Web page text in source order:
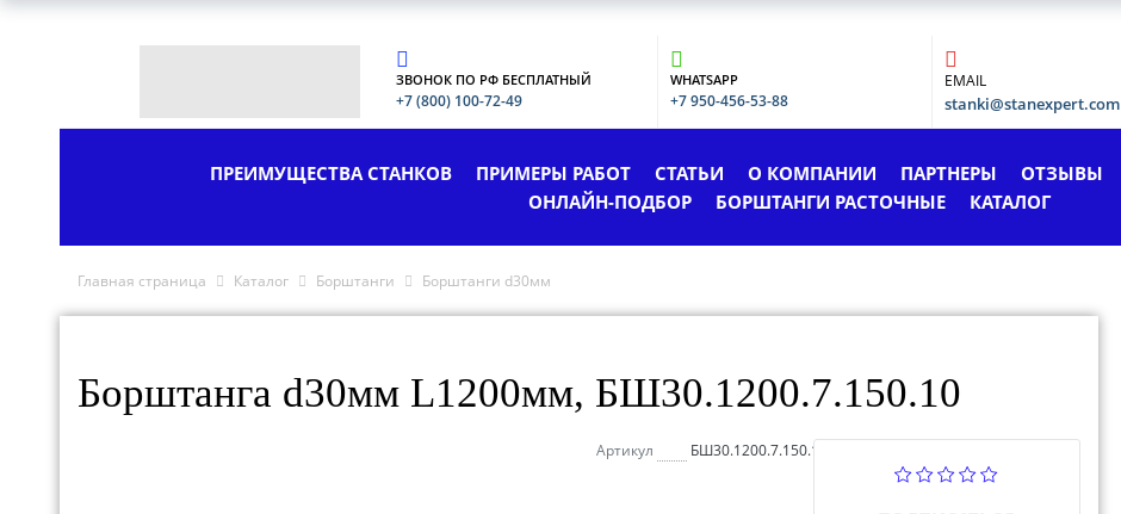
ЗВОНОК ПО РФ БЕСПЛАТНЫЙ
+7 (800) 100-72-49
WHATSAPP
+7 950-456-53-88
EMAIL
stanki@stanexpert.com
ПРЕИМУЩЕСТВА СТАНКОВ ПРИМЕРЫ РАБОТ СТАТЬИ О КОМПАНИИ ПАРТНЕРЫ ОТЗЫВЫ
ОНЛАЙН-ПОДБОР
БОРШТАНГИ РАСТОЧНЫЕ КАТАЛОГ
Главная страница Каталог Борштанги Борштанги d30мм
Борштанга d30мм L1200мм, БШ30.1200.7.150.10
Артикул БШ30.1200.7.150.10